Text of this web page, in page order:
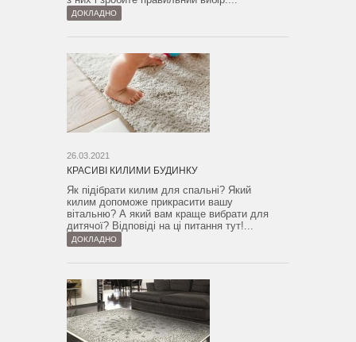
ДОКЛАДНО
26.03.2021
КРАСИВІ КИЛИМИ БУДИНКУ
Як підібрати килим для спальні? Який
килим допоможе прикрасити вашу
вітальню? А який вам краще вибрати для
дитячої? Відповіді на ці питання тут!...
ДОКЛАДНО